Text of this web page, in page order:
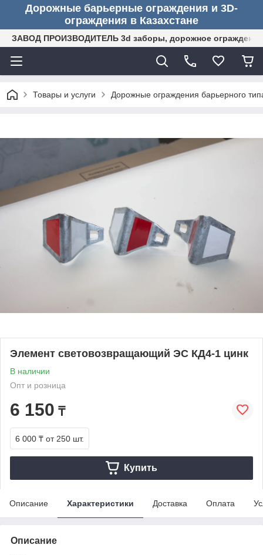
Дорожные барьерные ограждения и 3D-
ограждения в Казахстане
ЗАВОД ПРОИЗВОДИТЕЛЬ 3d заборы, дорожное ограждение
Товары и услуги Дорожные ограждения барьерного
Элемент световозвращающий ЭС КД4-1 цинк
В наличии
Опт и розница
6 150 ₸
6 000 ₸ от 250 шт.
Купить
Описание Характеристики Доставка Оплата
Описание